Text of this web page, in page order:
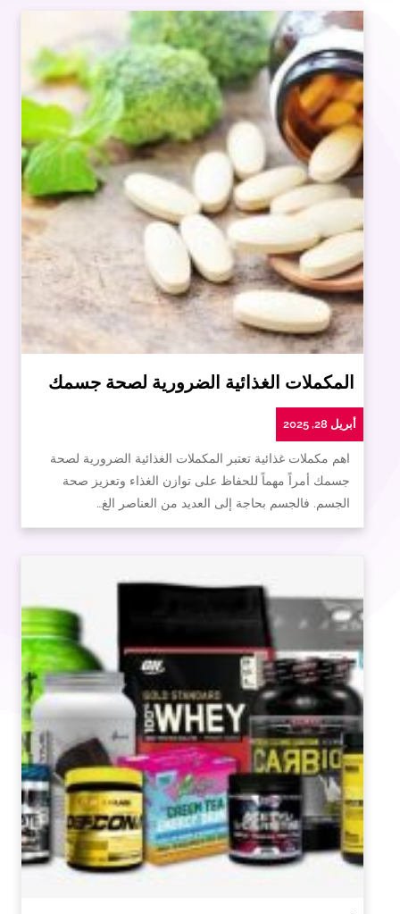
المكملات الغذائية الضرورية لصحة جسمك
أبريل 28, 2025
اهم مكملات غذائية تعتبر المكملات الغذائية الضرورية لصحة
جسمك أمراً مهماً للحفاظ على توازن الغذاء وتعزيز صحة
الجسم. فالجسم بحاجة إلى العديد من العناصر الغ…